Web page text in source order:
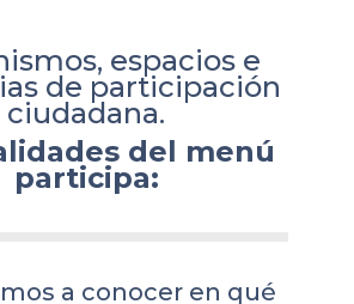
espacios e
de participación
ciudadana.
del menú
participa:
a conocer en qué